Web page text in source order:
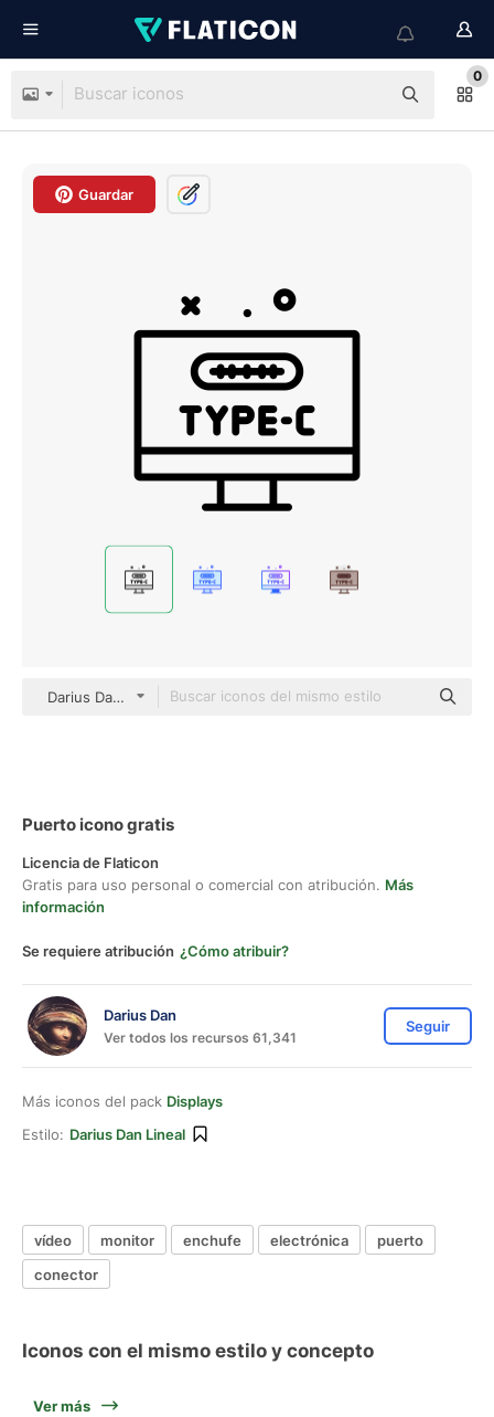
0
Guardar
Darius Dan Lineal
Puerto icono gratis
Licencia de Flaticon
Gratis para uso personal o comercial con atribución. Más
información
Se requiere atribución ¿Cómo atribuir?
Darius Dan
Ver todos los recursos 61,341
Seguir
Más iconos del pack Displays
Estilo: Darius Dan Lineal
vídeo monitor enchufe electrónica
puerto
conector
Iconos con el mismo estilo y concepto
Ver más